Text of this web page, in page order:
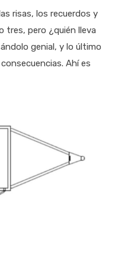
risas, los recuerdos y
tres, pero ¿quién lleva
genial, y lo último
Ahí es